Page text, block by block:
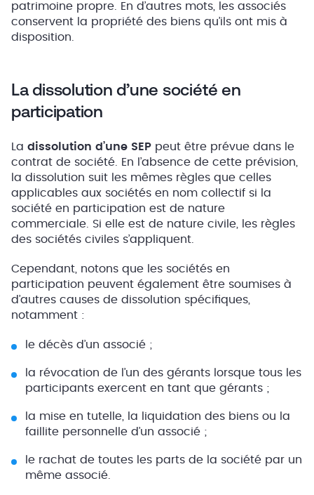
patrimoine propre. En d’autres mots, les associés
conservent la propriété des biens qu’ils ont mis à
disposition.
La dissolution d’une société en
participation
La dissolution d’une SEP peut être prévue dans le
contrat de société. En l’absence de cette prévision,
la dissolution suit les mêmes règles que celles
applicables aux sociétés en nom collectif si la
société en participation est de nature
commerciale. Si elle est de nature civile, les règles
des sociétés civiles s’appliquent.
Cependant, notons que les sociétés en
participation peuvent également être soumises à
d’autres causes de dissolution spécifiques,
notamment :
le décès d’un associé ;
la révocation de l’un des gérants lorsque tous les
participants exercent en tant que gérants ;
la mise en tutelle, la liquidation des biens ou la
faillite personnelle d’un associé ;
le rachat de toutes les parts de la société par un
même associé.